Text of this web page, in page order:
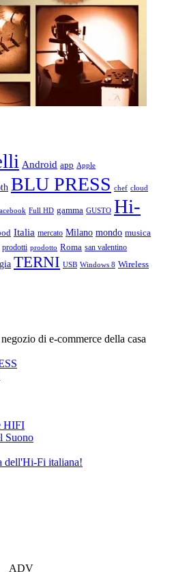
Android app Apple
BLU PRESS chef cloud
Full HD gamma GUSTO Hi-
Italia mercato Milano mondo musica
prodotti prodotto Roma san valentino
TERNI USB Windows 8 Wireless
di e-commerce della casa
HIFI
Suono
dell'Hi-Fi italiana!
ADV